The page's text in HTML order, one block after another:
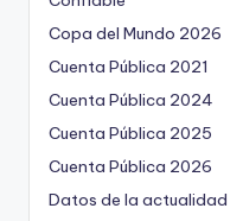
Copa del Mundo 2026
Cuenta Pública 2021
Cuenta Pública 2024
Cuenta Pública 2025
Cuenta Pública 2026
Datos de la actualidad